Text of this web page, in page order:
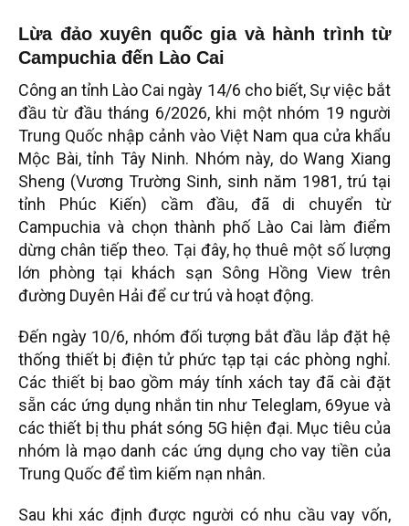
Lừa đảo xuyên quốc gia và hành trình từ
Campuchia đến Lào Cai
Công an tỉnh Lào Cai ngày 14/6 cho biết, Sự việc bắt
đầu từ đầu tháng 6/2026, khi một nhóm 19 người
Trung Quốc nhập cảnh vào Việt Nam qua cửa khẩu
Mộc Bài, tỉnh Tây Ninh. Nhóm này, do Wang Xiang
Sheng (Vương Trường Sinh, sinh năm 1981, trú tại
tỉnh Phúc Kiến) cầm đầu, đã di chuyển từ
Campuchia và chọn thành phố Lào Cai làm điểm
dừng chân tiếp theo. Tại đây, họ thuê một số lượng
lớn phòng tại khách sạn Sông Hồng View trên
đường Duyên Hải để cư trú và hoạt động.
Đến ngày 10/6, nhóm đối tượng bắt đầu lắp đặt hệ
thống thiết bị điện tử phức tạp tại các phòng nghỉ.
Các thiết bị bao gồm máy tính xách tay đã cài đặt
sẵn các ứng dụng nhắn tin như Teleglam, 69yue và
các thiết bị thu phát sóng 5G hiện đại. Mục tiêu của
nhóm là mạo danh các ứng dụng cho vay tiền của
Trung Quốc để tìm kiếm nạn nhân.
Sau khi xác định được người có nhu cầu vay vốn,